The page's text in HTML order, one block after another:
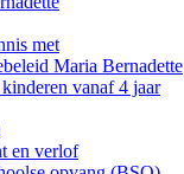
met
Maria Bernadette
vanaf 4 jaar
en verlof